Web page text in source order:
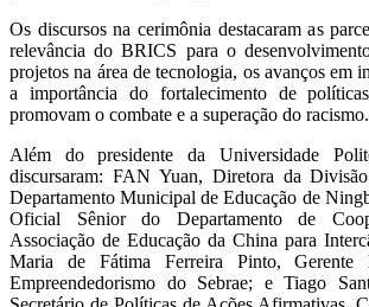
Os discursos na cerimônia destacaram as
relevância do BRICS para o
projetos na área de tecnologia, os avanços em
a importância do fortalecimento de
promovam o combate e a superação do racismo.
Além do presidente da Universidade
discursaram: FAN Yuan, Diretora da
Departamento Municipal de Educação de
Oficial Sênior do Departamento de
Associação de Educação da China para
Maria de Fátima Ferreira Pinto,
Empreendedorismo do Sebrae; e Tiago